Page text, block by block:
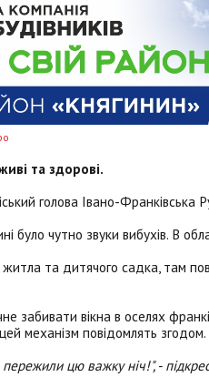
та здорові.
голова Івано-Франківська
було чутно звуки вибухів. В
та дитячого садка, там
забивати вікна в оселях
механізм повідомлять згодом.
цю важку ніч!", -